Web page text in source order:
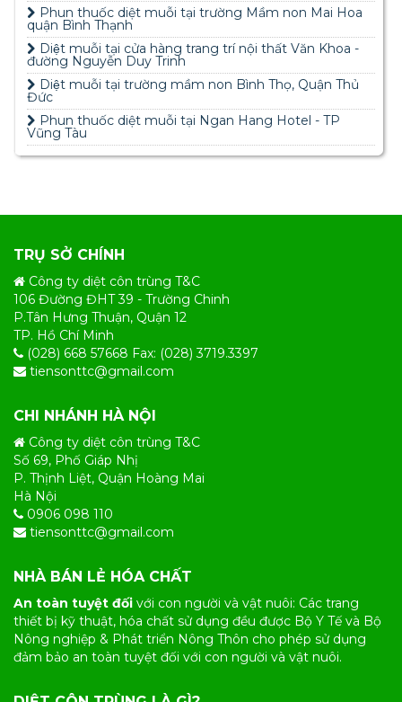
Phun thuốc diệt muỗi tại trường Mầm non Mai Hoa
quận Bình Thạnh
Diệt muỗi tại cửa hàng trang trí nội thất Văn Khoa -
đường Nguyễn Duy Trinh
Diệt muỗi tại trường mầm non Bình Thọ, Quận Thủ
Đức
Phun thuốc diệt muỗi tại Ngan Hang Hotel - TP
Vũng Tàu
TRỤ SỞ CHÍNH
Công ty diệt côn trùng T&C
106 Đường ĐHT 39 - Trường Chinh
P.Tân Hưng Thuận, Quận 12
TP. Hồ Chí Minh
(028) 668 57668 Fax: (028) 3719.3397
tiensonttc@gmail.com
CHI NHÁNH HÀ NỘI
Công ty diệt côn trùng T&C
Số 69, Phố Giáp Nhị
P. Thịnh Liệt, Quận Hoàng Mai
Hà Nội
0906 098 110
tiensonttc@gmail.com
NHÀ BÁN LẺ HÓA CHẤT
An toàn tuyệt đối với con người và vật nuôi: Các trang
thiết bị kỹ thuật, hóa chất sử dụng đều được Bộ Y Tế và Bộ
Nông nghiệp & Phát triển Nông Thôn cho phép sử dụng
đảm bảo an toàn tuyệt đối với con người và vật nuôi.